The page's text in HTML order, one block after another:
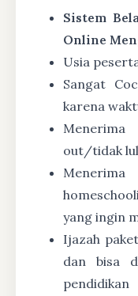
Sistem
Online
Usia
Sangat
karena
out/tidak
yang ingin
Ijazah
dan bisa
pendidikan